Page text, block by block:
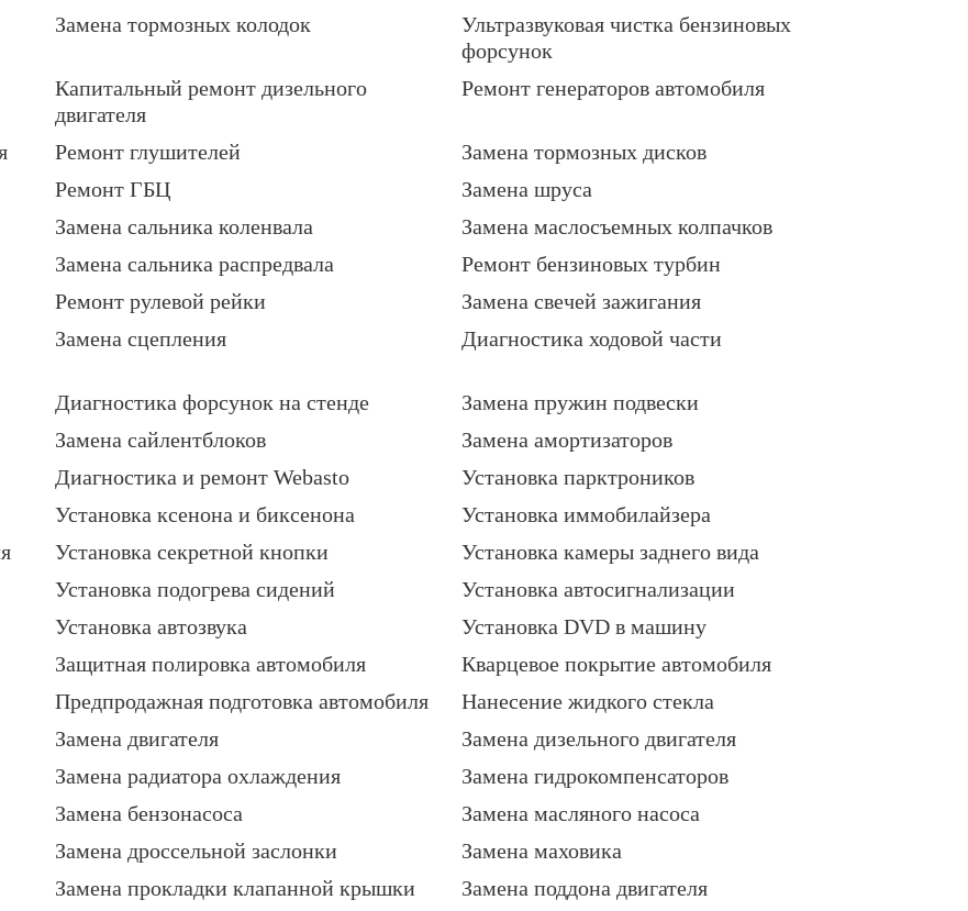
Замена тормозных колодок
Ультразвуковая чистка бензиновых
форсунок
Капитальный ремонт дизельного
двигателя
Ремонт генераторов автомобиля
Ремонт глушителей
Замена тормозных дисков
Ремонт ГБЦ
Замена шруса
Замена сальника коленвала
Замена маслосъемных колпачков
Замена сальника распредвала
Ремонт бензиновых турбин
Ремонт рулевой рейки
Замена свечей зажигания
Замена сцепления Диагностика ходовой части
Диагностика форсунок на стенде
Замена пружин подвески
Замена сайлентблоков
Замена амортизаторов
Диагностика и ремонт Webasto
Установка парктроников
Установка ксенона и биксенона
Установка иммобилайзера
Установка секретной кнопки
Установка камеры заднего вида
Установка подогрева сидений
Установка автосигнализации
Установка автозвука
Установка DVD в машину
Защитная полировка автомобиля
Кварцевое покрытие автомобиля
Предпродажная подготовка автомобиля
Нанесение жидкого стекла
Замена двигателя
Замена дизельного двигателя
Замена радиатора охлаждения
Замена гидрокомпенсаторов
Замена бензонасоса
Замена масляного насоса
Замена дроссельной заслонки
Замена маховика
Замена прокладки клапанной крышки
Замена поддона двигателя